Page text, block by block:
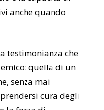
anche quando
testimonianza che
quella di un
senza mai
cura degli